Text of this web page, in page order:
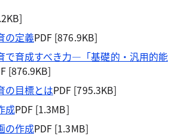
の定義PDF [876.9KB]
で育成すべき力―「基礎的・汎用的能
[876.9KB]
の目標とはPDF [795.3KB]
成PDF [1.3MB]
の作成PDF [1.3MB]